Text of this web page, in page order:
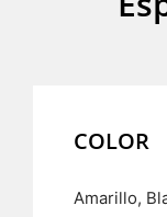
COLOR
Amarillo,